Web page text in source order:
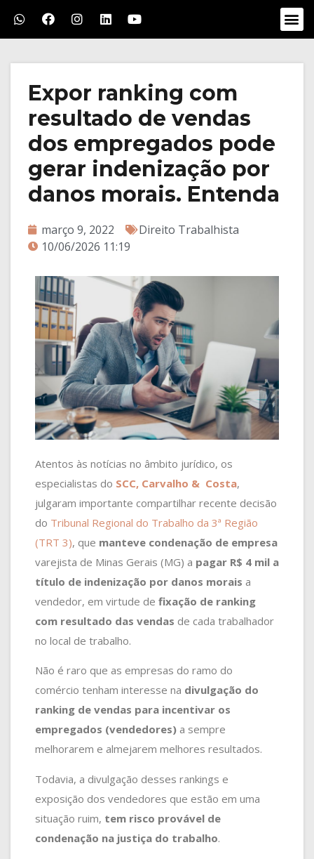
Expor ranking com
resultado de vendas
dos empregados pode
gerar indenização por
danos morais. Entenda
março 9, 2022
Direito Trabalhista
10/06/2026 11:19
Atentos às notícias no âmbito jurídico, os
especialistas do SCC, Carvalho & Costa,
julgaram importante compartilhar recente decisão
do Tribunal Regional do Trabalho da 3ª Região
(TRT 3), que manteve condenação de empresa
varejista de Minas Gerais (MG) a pagar R$ 4 mil a
título de indenização por danos morais a
vendedor, em virtude de fixação de ranking
com resultado das vendas de cada trabalhador
no local de trabalho.
Não é raro que as empresas do ramo do
comércio tenham interesse na divulgação do
ranking de vendas para incentivar os
empregados (vendedores) a sempre
melhorarem e almejarem melhores resultados.
Todavia, a divulgação desses rankings e
exposição dos vendedores que estão em uma
situação ruim, tem risco provável de
condenação na justiça do trabalho.